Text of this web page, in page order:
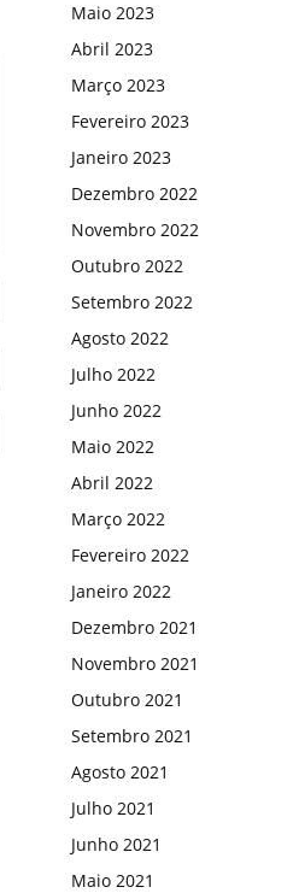
Maio 2023
Abril 2023
Março 2023
Fevereiro 2023
Janeiro 2023
Dezembro 2022
Novembro 2022
Outubro 2022
Setembro 2022
Agosto 2022
Julho 2022
Junho 2022
Maio 2022
Abril 2022
Março 2022
Fevereiro 2022
Janeiro 2022
Dezembro 2021
Novembro 2021
Outubro 2021
Setembro 2021
Agosto 2021
Julho 2021
Junho 2021
Maio 2021